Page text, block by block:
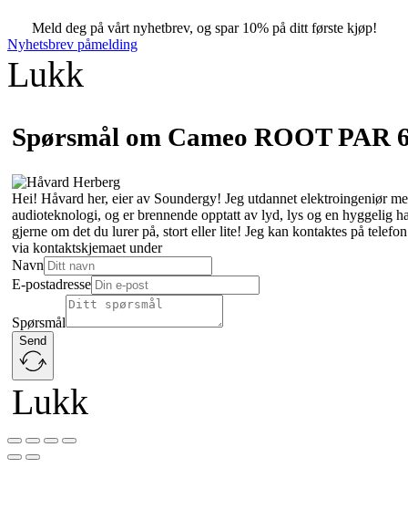
Meld deg på vårt nyhetbrev, og spar 10% på ditt første kjøp!
Nyhetsbrev påmelding
Lukk
Spørsmål om Cameo ROOT PAR
Hei! Håvard her, eier av Soundergy! Jeg utdannet elektroingeniør
audioteknologi, og er brennende opptatt av lyd, lys og en hyggelig
gjerne om det du lurer på, stort eller lite! Jeg kan kontaktes på
via kontaktskjemaet under
Navn
E-postadresse
Spørsmål
Send
Lukk